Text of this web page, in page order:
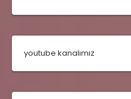
youtube kanalımız